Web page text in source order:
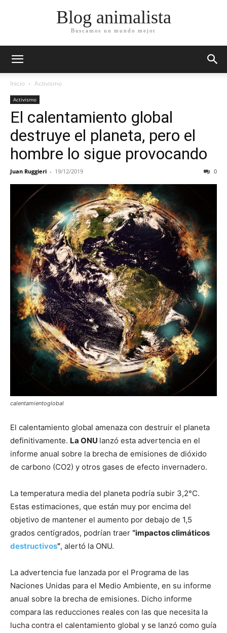
Blog animalista
Buscamos un mundo mejor
Inicio Activismo
Activismo
El calentamiento global
destruye el planeta, pero el
hombre lo sigue provocando
Juan Ruggieri - 19/12/2019 0
calentamientoglobal
El calentamiento global amenaza con destruir el planeta
definitivamente. La ONU lanzó esta advertencia en el
informe anual sobre la brecha de emisiones de dióxido
de carbono (CO2) y otros gases de efecto invernadero.
La temperatura media del planeta podría subir 3,2°C.
Estas estimaciones, que están muy por encima del
objetivo de mantener el aumento por debajo de 1,5
grados centígrados, podrían traer “impactos climáticos
destructivos”, alertó la ONU.
La advertencia fue lanzada por el Programa de las
Naciones Unidas para el Medio Ambiente, en su informe
anual sobre la brecha de emisiones. Dicho informe
compara las reducciones reales con las que necesita la
lucha contra el calentamiento global y se lanzó como guía